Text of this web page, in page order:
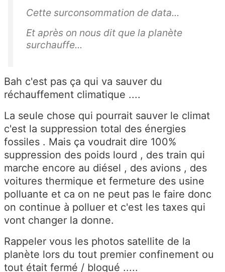
Cette surconsommation de data...
Et après on nous dit que la planète
surchauffe...
Bah c'est pas ça qui va sauver du
réchauffement climatique ....
La seule chose qui pourrait sauver le climat
c'est la suppression total des énergies
fossiles . Mais ça voudrait dire 100%
suppression des poids lourd , des train qui
marche encore au diésel , des avions , des
voitures thermique et fermeture des usine
polluante et ca on ne peut pas le faire donc
on continue à polluer et c'est les taxes qui
vont changer la donne.
Rappeler vous les photos satellite de la
planète lors du tout premier confinement ou
tout était fermé / bloqué .....